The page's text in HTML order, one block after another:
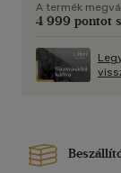
A termék
4 999 pontot